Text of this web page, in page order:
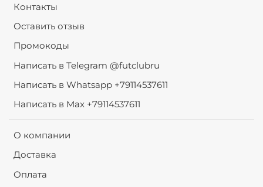
Контакты
Оставить отзыв
Промокоды
Написать в Telegram @futclubru
Написать в Whatsapp +79114537611
Написать в Max +79114537611
О компании
Доставка
Оплата